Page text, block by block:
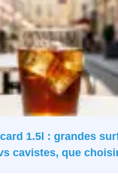
1.5l : grandes
cavistes, que